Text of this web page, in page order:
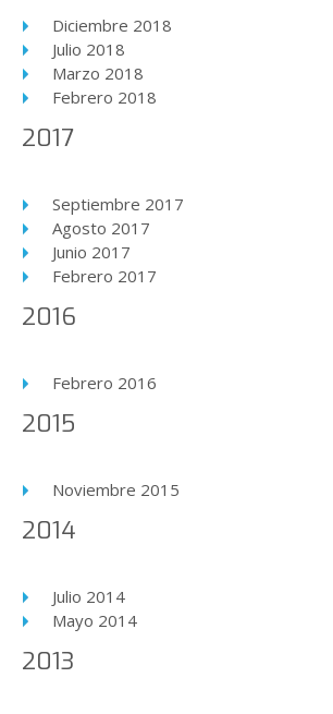
Diciembre 2018
Julio 2018
Marzo 2018
Febrero 2018
2017
Septiembre 2017
Agosto 2017
Junio 2017
Febrero 2017
2016
Febrero 2016
2015
Noviembre 2015
2014
Julio 2014
Mayo 2014
2013